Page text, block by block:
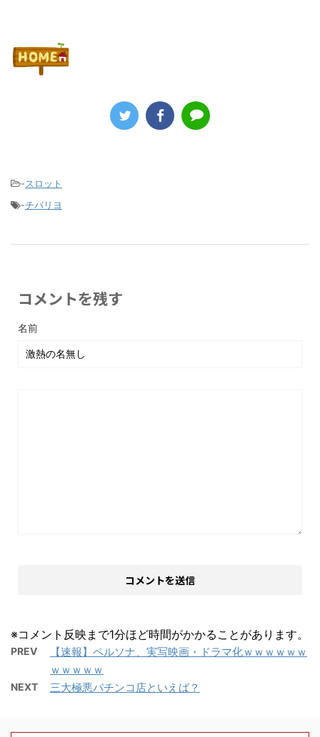
-スロット
-チバリヨ
コメントを残す
名前
※コメント反映まで1分ほど時間がかかることがあります。
PREV
【速報】ペルソナ、実写映画・ドラマ化ｗｗｗｗｗｗ
ｗｗｗｗｗ
NEXT 三大極悪パチンコ店といえば？